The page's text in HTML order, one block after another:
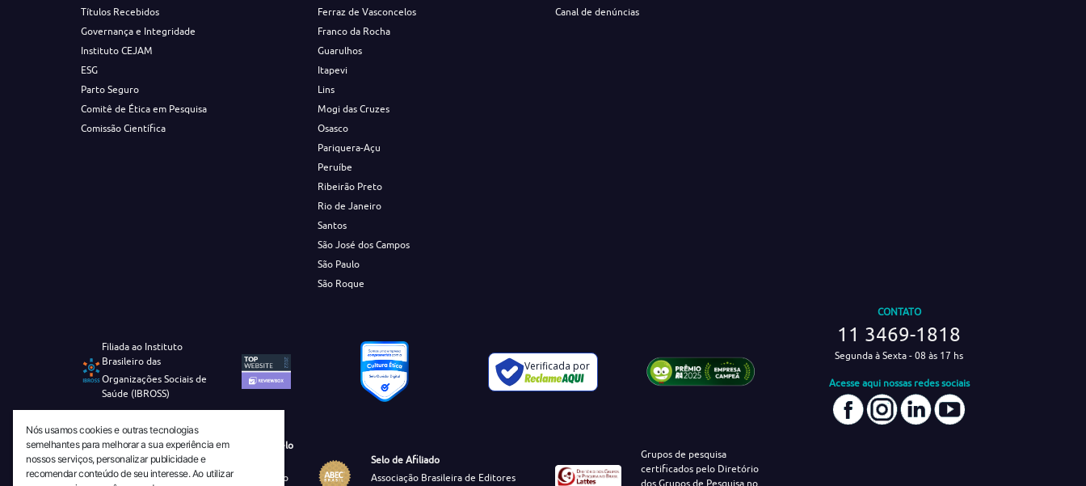
Títulos Recebidos
Governança e Integridade
Instituto CEJAM
ESG
Parto Seguro
Comitê de Ética em Pesquisa
Comissão Científica
Ferraz de Vasconcelos
Franco da Rocha
Guarulhos
Itapevi
Lins
Mogi das Cruzes
Osasco
Pariquera-Açu
Peruíbe
Ribeirão Preto
Rio de Janeiro
Santos
São José dos Campos
São Paulo
São Roque
Canal de denúncias
Filiada ao Instituto
Brasileiro das
Organizações Sociais de
Saúde (IBROSS)
Verificada por
CONTATO
11 3469-1818
Segunda à Sexta - 08 às 17 hs
Acesse aqui nossas redes sociais
Revista Tecnico-Cientifica CEJAM Selo
Diamante de Ciência Aberta
Diretório Migulim Instituto Brasileiro
Selo de Afiliado
Associação Brasileira de Editores
Grupos de pesquisa
certificados pelo Diretório
dos Grupos de Pesquisa no
Nós usamos cookies e outras tecnologias
semelhantes para melhorar a sua experiência em
nossos serviços, personalizar publicidade e
recomendar conteúdo de seu interesse. Ao utilizar